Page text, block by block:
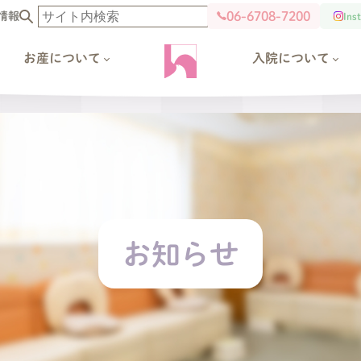
報 06-6708-7200
お産について 入院について
お知らせ